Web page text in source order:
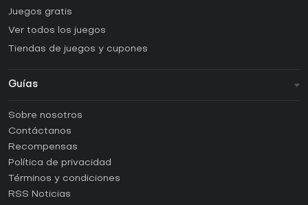
Juegos gratis
Ver todos los juegos
Tiendas de juegos y cupones
Guías
Guías y tutoriales
¿Cómo activar una CD Key de Steam?
¿Cómo activar una CD Key de Epic Games?
¿Cómo activar una CD Key de GOG?
¿Cómo activar una CD Key de Ubisoft Connect?
Sobre nosotros
Contáctanos
Recompensas
Política de privacidad
Términos y condiciones
RSS Noticias